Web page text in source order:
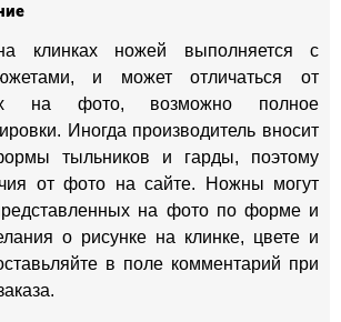
клинках ножей выполняется с
и может отличаться от
на фото, возможно полное
Иногда производитель вносит
тыльников и гарды, поэтому
от фото на сайте. Ножны могут
на фото по форме и
о рисунке на клинке, цвете и
в поле комментарий при